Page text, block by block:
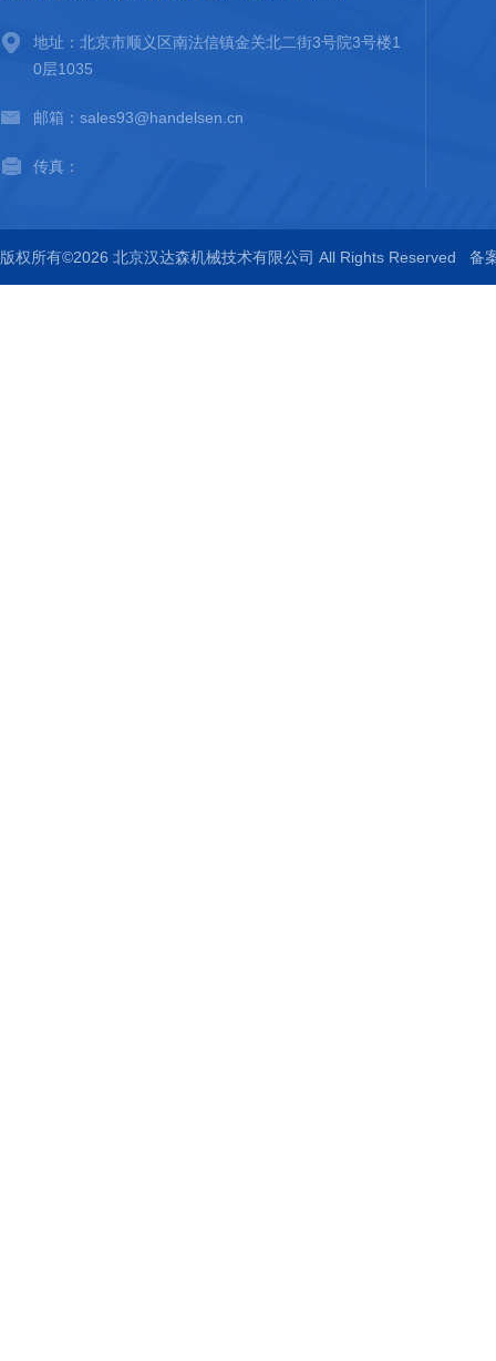
地址：北京市顺义区南法信镇金关北二街3号院3号楼1
0层1035
邮箱：sales93@handelsen.cn
传真：
版权所有©2026 北京汉达森机械技术有限公司 All Rights Reserved 备